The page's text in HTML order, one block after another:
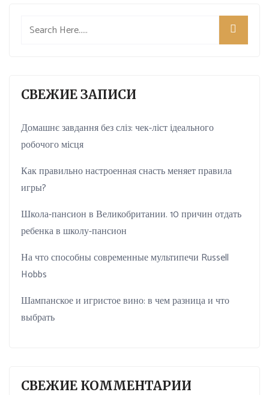
СВЕЖИЕ ЗАПИСИ
Домашнє завдання без сліз: чек-ліст ідеального
робочого місця
Как правильно настроенная снасть меняет правила
игры?
Школа-пансион в Великобритании. 10 причин отдать
ребенка в школу-пансион
На что способны современные мультипечи Russell
Hobbs
Шампанское и игристое вино: в чем разница и что
выбрать
СВЕЖИЕ КОММЕНТАРИИ